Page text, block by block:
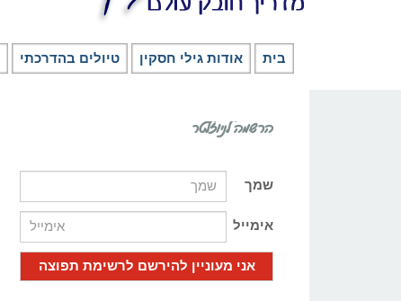
בית אודות גילי חסקין טיולים בהדרכתי
הרשמה לניוזלטר
שמך
אימייל